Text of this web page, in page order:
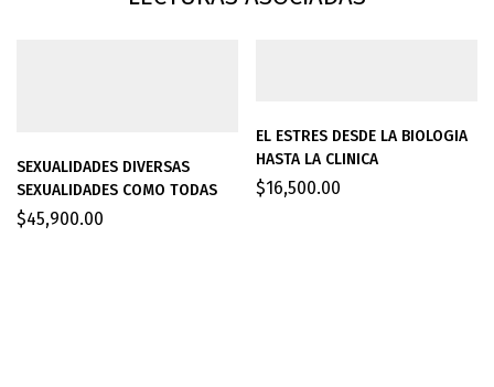
SEXUALIDADES DIVERSAS
SEXUALIDADES COMO TODAS
$45,900.00
EL ESTRES DESDE LA BIOLOGIA
HASTA LA CLINICA
$16,500.00